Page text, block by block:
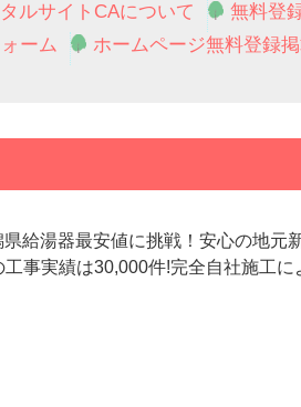
ルサイトCAについて
無料登
ーム ホームページ無料登録
給湯器最安値に挑戦！安心の地元
事実績は30,000件!完全自社施工